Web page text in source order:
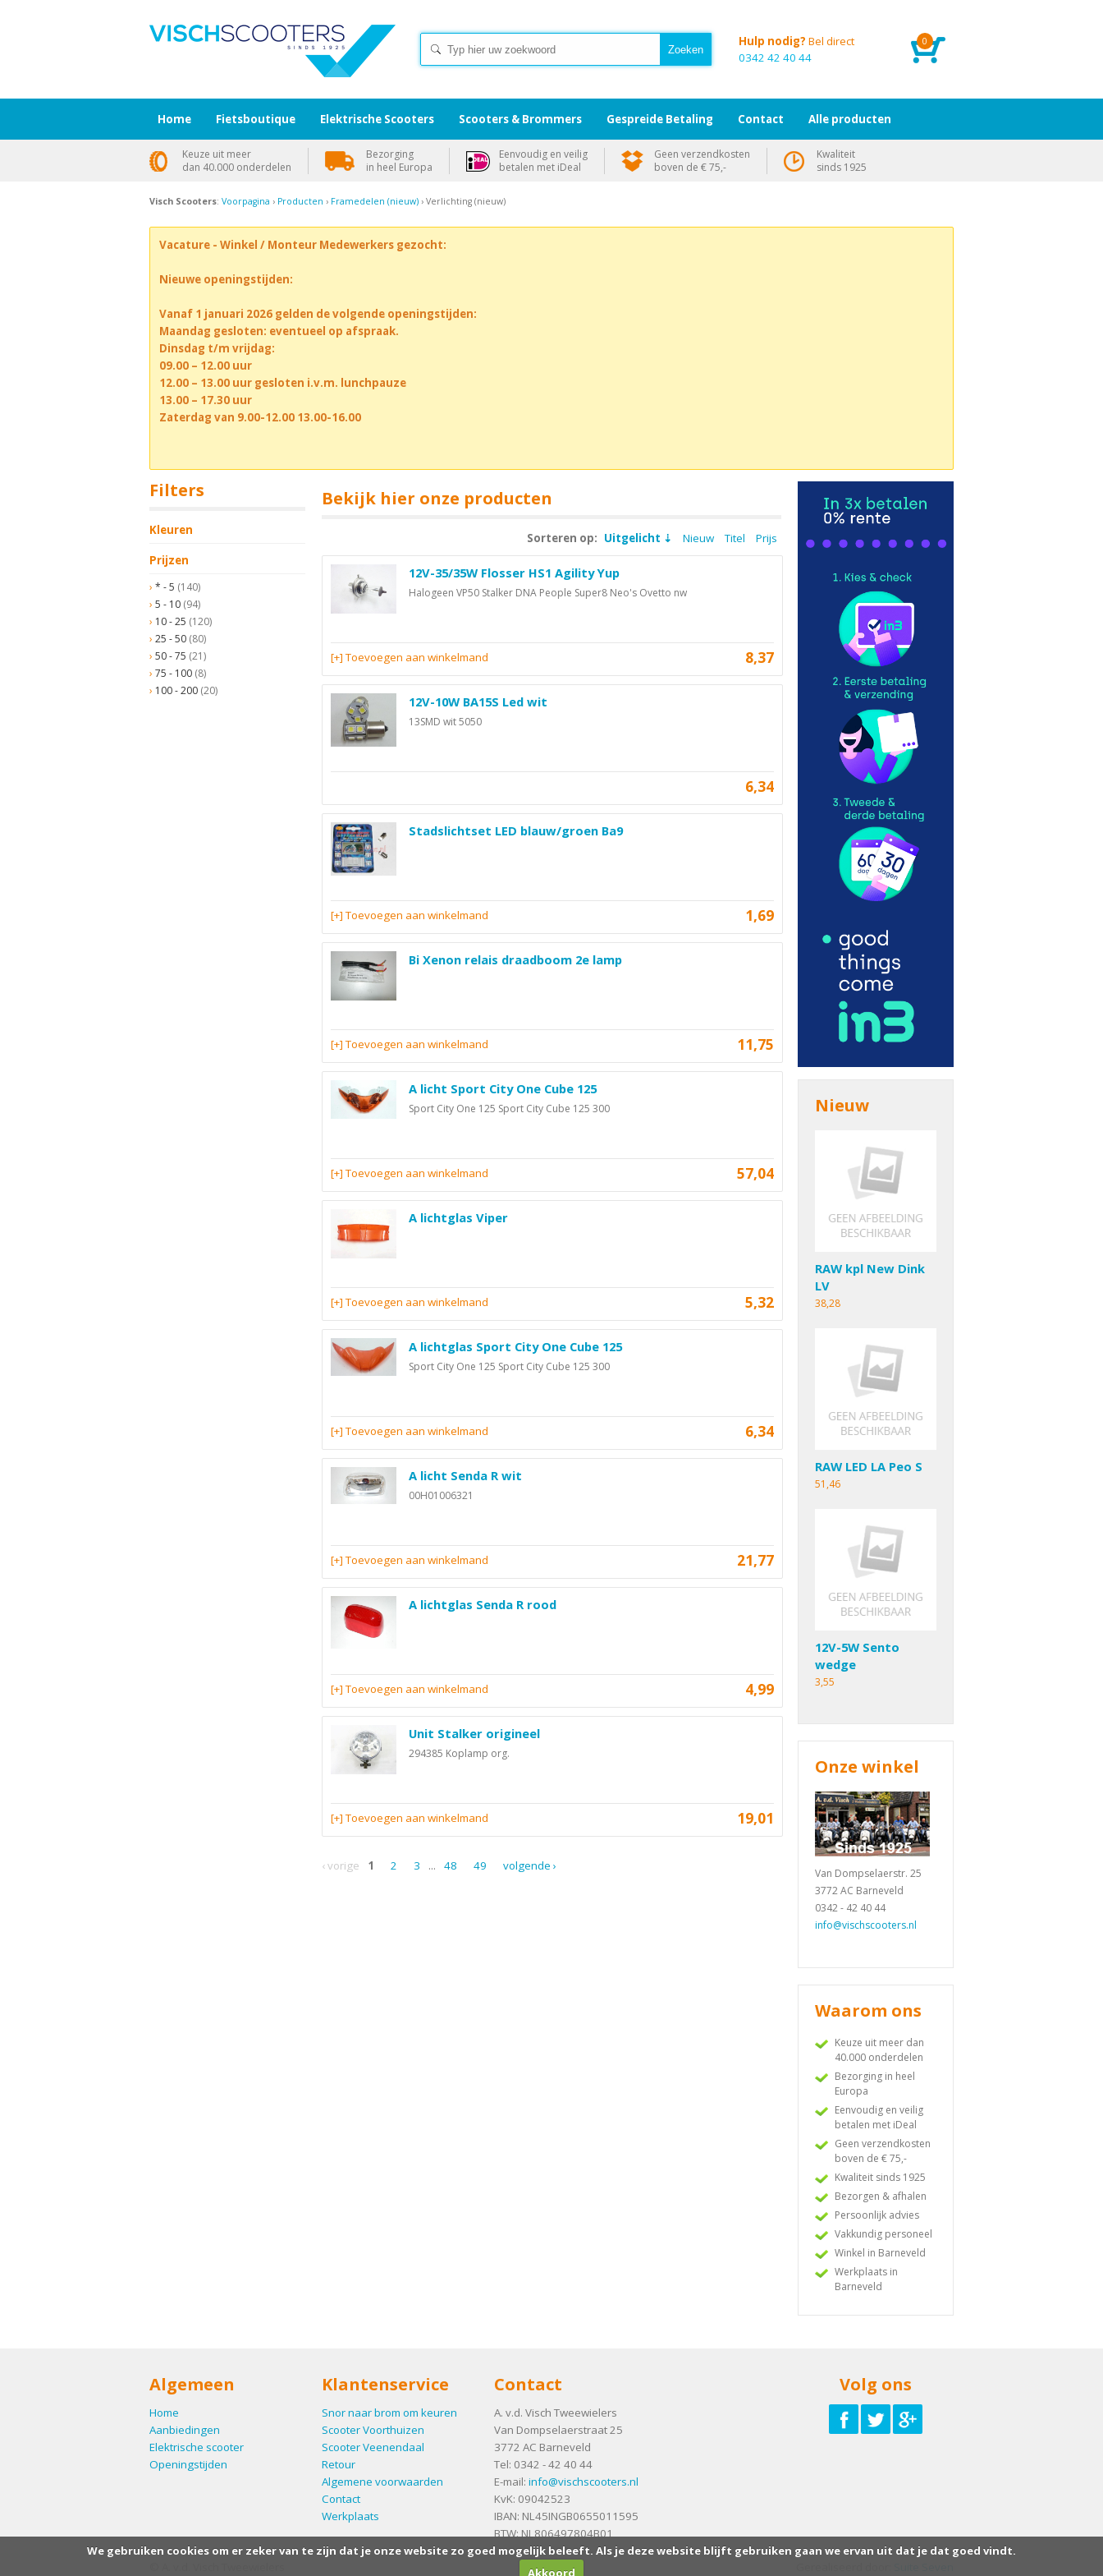
0
Hulp nodig? Bel direct
0342 42 40 44
Visch Scooters: Voorpagina › Producten › Framedelen (nieuw) › Verlichting (nieuw)
Vacature - Winkel / Monteur Medewerkers gezocht:
Nieuwe openingstijden:
Vanaf 1 januari 2026 gelden de volgende openingstijden:
Maandag gesloten: eventueel op afspraak.
Dinsdag t/m vrijdag:
09.00 – 12.00 uur
12.00 – 13.00 uur gesloten i.v.m. lunchpauze
13.00 – 17.30 uur
Zaterdag van 9.00-12.00 13.00-16.00
Filters
Kleuren
Prijzen
* - 5 (140)
5 - 10 (94)
10 - 25 (120)
25 - 50 (80)
50 - 75 (21)
75 - 100 (8)
100 - 200 (20)
Bekijk hier onze producten
Sorteren op: Uitgelicht Nieuw Titel Prijs
12V-35/35W Flosser HS1 Agility Yup
Halogeen VP50 Stalker DNA People Super8 Neo's Ovetto nw
8,37
[+] Toevoegen aan winkelmand
12V-10W BA15S Led wit
13SMD wit 5050
6,34
Stadslichtset LED blauw/groen Ba9
1,69
[+] Toevoegen aan winkelmand
Bi Xenon relais draadboom 2e lamp
11,75
[+] Toevoegen aan winkelmand
A licht Sport City One Cube 125
Sport City One 125 Sport City Cube 125 300
57,04
[+] Toevoegen aan winkelmand
A lichtglas Viper
5,32
[+] Toevoegen aan winkelmand
A lichtglas Sport City One Cube 125
Sport City One 125 Sport City Cube 125 300
6,34
[+] Toevoegen aan winkelmand
A licht Senda R wit
00H01006321
21,77
[+] Toevoegen aan winkelmand
A lichtglas Senda R rood
4,99
[+] Toevoegen aan winkelmand
Unit Stalker origineel
294385 Koplamp org.
19,01
[+] Toevoegen aan winkelmand
‹ vorige 1 2 3 ... 48 49 volgende ›
Nieuw
RAW kpl New Dink
LV
38,28
RAW LED LA Peo S
51,46
12V-5W Sento
wedge
3,55
Onze winkel
Van Dompselaerstr. 25
3772 AC Barneveld
0342 - 42 40 44
info@vischscooters.nl
Waarom ons
Keuze uit meer dan
40.000 onderdelen
Bezorging in heel
Europa
Eenvoudig en veilig
betalen met iDeal
Geen verzendkosten
boven de € 75,-
Kwaliteit sinds 1925
Bezorgen & afhalen
Persoonlijk advies
Vakkundig personeel
Winkel in Barneveld
Werkplaats in
Barneveld
Algemeen
Home
Aanbiedingen
Elektrische scooter
Openingstijden
Klantenservice
Snor naar brom om keuren
Scooter Voorthuizen
Scooter Veenendaal
Retour
Algemene voorwaarden
Contact
Werkplaats
Contact
A. v.d. Visch Tweewielers
Van Dompselaerstraat 25
3772 AC Barneveld
Tel: 0342 - 42 40 44
E-mail: info@vischscooters.nl
KvK: 09042523
IBAN: NL45INGB0655011595
BTW: NL806497804B01
Volg ons
Home Fietsboutique Elektrische Scooters Scooters & Brommers Gespreide Betaling Contact Alle producten
Keuze uit meer
dan 40.000 onderdelen
Bezorging
in heel Europa
Eenvoudig en veilig
betalen met iDeal
Geen verzendkosten
boven de € 75,-
Kwaliteit
sinds 1925
We gebruiken cookies om er zeker van te zijn dat je onze website zo goed mogelijk beleeft. Als je deze website blijft gebruiken gaan we ervan uit dat je dat goed vindt.
Akkoord